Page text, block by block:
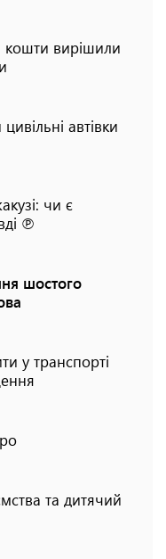
кошти вирішили
автівки
чи є
℗
шостого
у транспорті
та дитячий